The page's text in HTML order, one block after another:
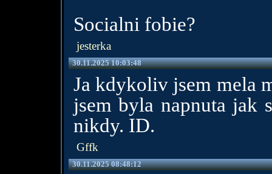
Socialni fobie?
jesterka
30.11.2025 10:03:48
Ja kdykoliv jsem mela
jsem byla napnuta jak
nikdy. ID.
Gffk
30.11.2025 08:48:12